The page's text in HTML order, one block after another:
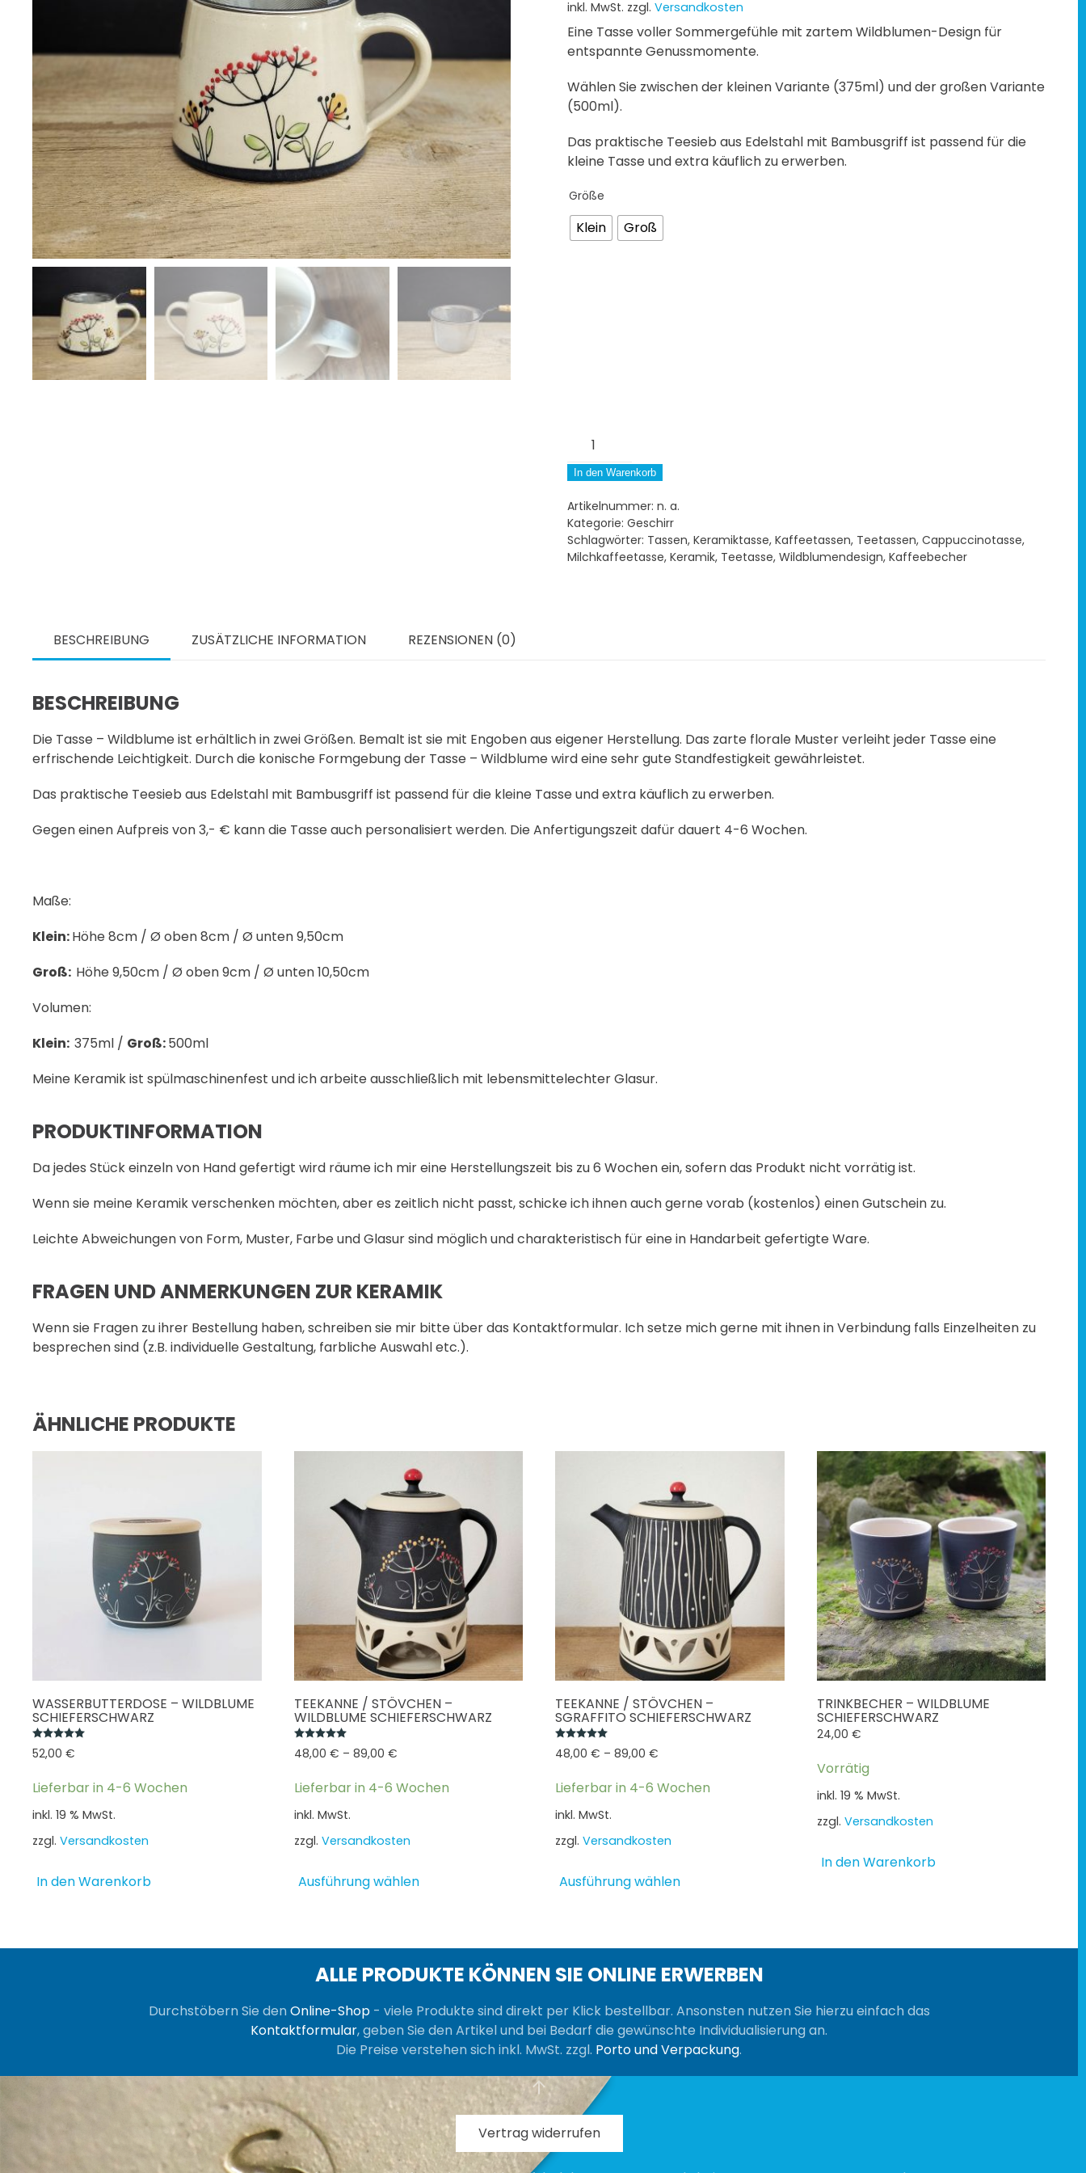
inkl. MwSt. zzgl. Versandkosten
Eine Tasse voller Sommergefühle mit zartem Wildblumen-Design für
entspannte Genussmomente.
Wählen Sie zwischen der kleinen Variante (375ml) und der großen Variante
(500ml).
Das praktische Teesieb aus Edelstahl mit Bambusgriff ist passend für die
kleine Tasse und extra käuflich zu erwerben.
Größe
Klein Groß
Tasse
Wildblume
In den Warenkorb
Artikelnummer: n. a.
Kategorie: Geschirr
Schlagwörter: Tassen, Keramiktasse, Kaffeetassen, Teetassen, Cappuccinotasse,
Milchkaffeetasse, Keramik, Teetasse, Wildblumendesign, Kaffeebecher
BESCHREIBUNG ZUSÄTZLICHE INFORMATION REZENSIONEN (0)
BESCHREIBUNG
Die Tasse – Wildblume ist erhältlich in zwei Größen. Bemalt ist sie mit Engoben aus eigener Herstellung. Das zarte florale Muster verleiht jeder Tasse eine
erfrischende Leichtigkeit. Durch die konische Formgebung der Tasse – Wildblume wird eine sehr gute Standfestigkeit gewährleistet.
Das praktische Teesieb aus Edelstahl mit Bambusgriff ist passend für die kleine Tasse und extra käuflich zu erwerben.
Gegen einen Aufpreis von 3,- € kann die Tasse auch personalisiert werden. Die Anfertigungszeit dafür dauert 4-6 Wochen.
Maße:
Klein:Höhe 8cm / Ø oben 8cm / Ø unten 9,50cm
Groß: Höhe 9,50cm / Ø oben 9cm / Ø unten 10,50cm
Volumen:
Klein: 375ml / Groß:500ml
Meine Keramik ist spülmaschinenfest und ich arbeite ausschließlich mit lebensmittelechter Glasur.
PRODUKTINFORMATION
Da jedes Stück einzeln von Hand gefertigt wird räume ich mir eine Herstellungszeit bis zu 6 Wochen ein, sofern das Produkt nicht vorrätig ist.
Wenn sie meine Keramik verschenken möchten, aber es zeitlich nicht passt, schicke ich ihnen auch gerne vorab (kostenlos) einen Gutschein zu.
Leichte Abweichungen von Form, Muster, Farbe und Glasur sind möglich und charakteristisch für eine in Handarbeit gefertigte Ware.
FRAGEN UND ANMERKUNGEN ZUR KERAMIK
Wenn sie Fragen zu ihrer Bestellung haben, schreiben sie mir bitte über das Kontaktformular. Ich setze mich gerne mit ihnen in Verbindung falls Einzelheiten zu
besprechen sind (z.B. individuelle Gestaltung, farbliche Auswahl etc.).
ÄHNLICHE PRODUKTE
WASSERBUTTERDOSE – WILDBLUME
SCHIEFERSCHWARZ
52,00 €
Lieferbar in 4-6 Wochen
inkl. 19 % MwSt.
zzgl. Versandkosten
In den Warenkorb
TEEKANNE / STÖVCHEN –
WILDBLUME SCHIEFERSCHWARZ
Bewertet mit
48,00 € – 89,00 €
Lieferbar in 4-6 Wochen
inkl. MwSt.
zzgl. Versandkosten
Ausführung wählen
Die
können
auf
der
Produktseite
gewählt
werden
TEEKANNE / STÖVCHEN –
SGRAFFITO SCHIEFERSCHWARZ
48,00 € – 89,00 €
Lieferbar in 4-6 Wochen
inkl. MwSt.
zzgl. Versandkosten
Ausführung wählen
Die
können
auf
der
Produktseite
TRINKBECHER – WILDBLUME
SCHIEFERSCHWARZ
24,00 €
Vorrätig
inkl. 19 % MwSt.
zzgl. Versandkosten
In den Warenkorb
ALLE PRODUKTE KÖNNEN SIE ONLINE ERWERBEN
Durchstöbern Sie denOnline-Shop- viele Produkte sind direkt per Klick bestellbar. Ansonsten nutzen Sie hierzu einfach das
Kontaktformular, geben Sie den Artikel und bei Bedarf die gewünschte Individualisierung an.
Die Preise verstehen sich inkl. MwSt. zzgl. Porto und Verpackung.
Vertrag widerrufen